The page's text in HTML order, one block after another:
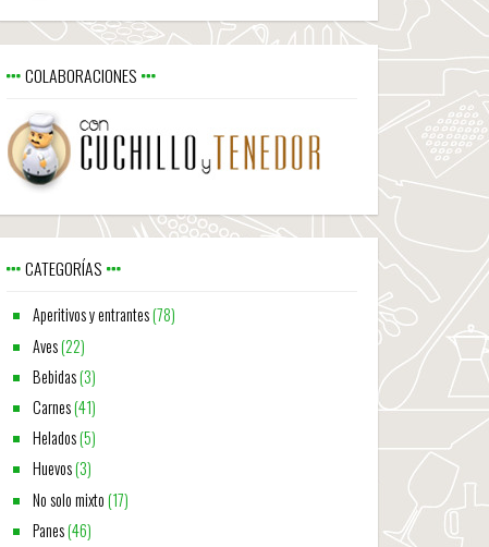
COLABORACIONES
CATEGORÍAS
Aperitivos y entrantes(78)
Aves(22)
Bebidas(3)
Carnes(41)
Helados(5)
Huevos(3)
No solo mixto(17)
Panes(46)